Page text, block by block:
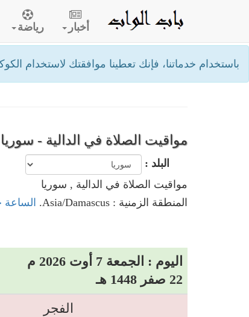
باستخدام خدماتنا، فإنك تعطينا موافقتك لاستخدام
أخبار رياضة
مواقيت الصلاة في الدالية - سوريا
البلد :
مواقيت الصلاة في الدالية , سوريا
المنطقة الزمنية : Asia/Damascus.
الساعة
اليوم : الجمعة 7 أوت 2026 م
22 صفر 1448 هـ
الفجر